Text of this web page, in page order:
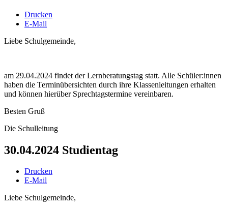
Drucken
E-Mail
Liebe Schulgemeinde,
am 29.04.2024 findet der Lernberatungstag statt. Alle Schüler:innen
haben die Terminübersichten durch ihre Klassenleitungen erhalten
und können hierüber Sprechtagstermine vereinbaren.
Besten Gruß
Die Schulleitung
30.04.2024 Studientag
Drucken
E-Mail
Liebe Schulgemeinde,